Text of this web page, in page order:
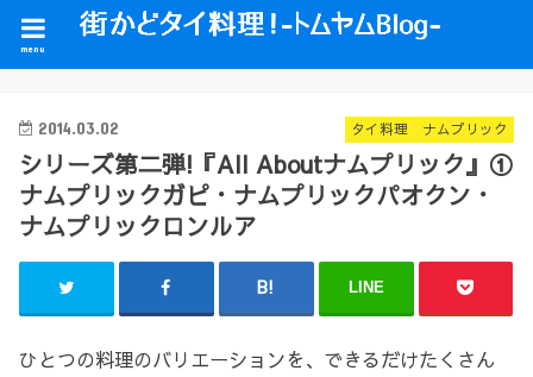
menu
タイ料理 ナムプリック
2014.03.02
シリーズ第二弾!『All Aboutナムプリック』①
ナムプリックガピ・ナムプリックパオクン・
ナムプリックロンルア
LINE
ひとつの料理のバリエーションを、できるだけたくさん